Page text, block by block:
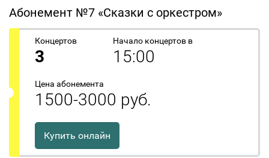
Абонемент №7 «Сказки с оркестром»
Концертов
3
Начало концертов в
15:00
Цена абонемента
1500-3000 руб.
Купить онлайн